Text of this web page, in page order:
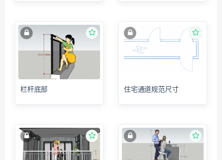
栏杆底部 住宅通道规范尺寸